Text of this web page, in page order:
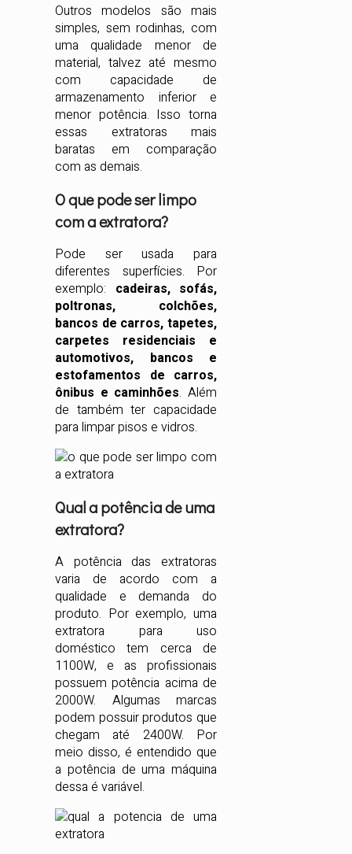
Outros modelos são mais
simples, sem rodinhas, com
uma qualidade menor de
material, talvez até mesmo
com capacidade de
armazenamento inferior e
menor potência. Isso torna
essas extratoras mais
baratas em comparação
com as demais.
O que pode ser limpo
com a extratora?
Pode ser usada para
diferentes superfícies. Por
exemplo: cadeiras, sofás,
poltronas, colchões,
bancos de carros, tapetes,
carpetes residenciais e
automotivos, bancos e
estofamentos de carros,
ônibus e caminhões. Além
de também ter capacidade
para limpar pisos e vidros.
Qual a potência de uma
extratora?
A potência das extratoras
varia de acordo com a
qualidade e demanda do
produto. Por exemplo, uma
extratora para uso
doméstico tem cerca de
1100W, e as profissionais
possuem potência acima de
2000W. Algumas marcas
podem possuir produtos que
chegam até 2400W. Por
meio disso, é entendido que
a potência de uma máquina
dessa é variável.